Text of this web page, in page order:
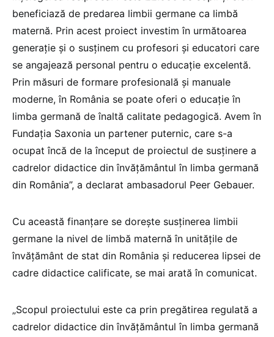
beneficiază de predarea limbii germane ca limbă
maternă. Prin acest proiect investim în următoarea
generaţie şi o susţinem cu profesori şi educatori care
se angajează personal pentru o educaţie excelentă.
Prin măsuri de formare profesională şi manuale
moderne, în România se poate oferi o educaţie în
limba germană de înaltă calitate pedagogică. Avem în
Fundaţia Saxonia un partener puternic, care s-a
ocupat încă de la început de proiectul de susţinere a
cadrelor didactice din învăţământul în limba germană
din România”, a declarat ambasadorul Peer Gebauer.
Cu această finanţare se doreşte susţinerea limbii
germane la nivel de limbă maternă în unităţile de
învăţământ de stat din România şi reducerea lipsei de
cadre didactice calificate, se mai arată în comunicat.
„Scopul proiectului este ca prin pregătirea regulată a
cadrelor didactice din învăţământul în limba germană